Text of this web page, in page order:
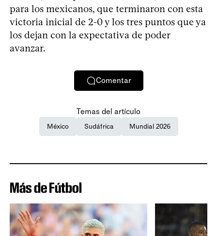
para los mexicanos, que terminaron con esta
victoria inicial de 2-0 y los tres puntos que ya
los dejan con la expectativa de poder
avanzar.
Comentar
Temas del artículo
México Sudáfrica Mundial 2026
Más de Fútbol